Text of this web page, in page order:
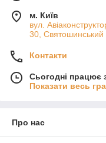
м. Київ
вул.
30, Святошинський
Контакти
Сьогодні працює
Показати весь
Про нас